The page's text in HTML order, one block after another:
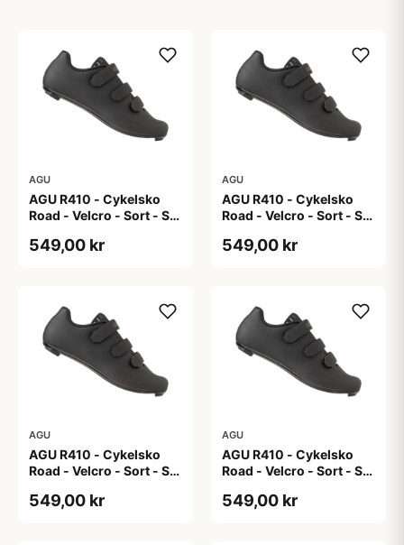
AGU
AGU R410 - Cykelsko
Road - Velcro - Sort - Str.
549,00 kr
AGU
AGU R410 - Cykelsko
Road - Velcro - Sort - Str.
549,00 kr
AGU
AGU R410 - Cykelsko
Road - Velcro - Sort - Str.
549,00 kr
AGU
AGU R410 - Cykelsko
Road - Velcro - Sort - Str.
549,00 kr